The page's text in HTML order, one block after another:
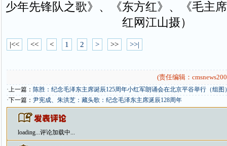
少年先锋队之歌》、《东方红》、《毛主
红网江山摄）
|<< << < 1 2 > >> >>|
(责任编辑：
·上一篇： 陈胜：纪念毛泽东主席诞辰125周年小红军朗诵会在北京平谷举行（组图
·下一篇： 尹宪成、朱洪芝：藏头歌：纪念毛泽东主席涎辰128周年
loading...评论加载中...